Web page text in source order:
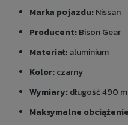
Marka pojazdu:Nissan
Producent:Bison Gear
Materiał:aluminium
Kolor:czarny
Wymiary:długość 490
Maksymalne